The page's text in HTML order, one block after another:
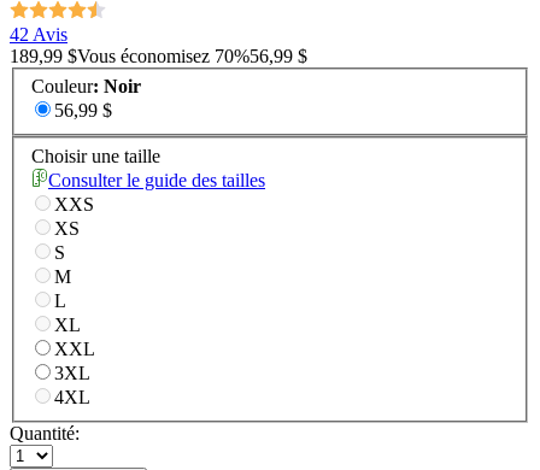
42 Avis
189,99 $Vous économisez 70%56,99 $
Couleur: Noir
56,99 $
Choisir une taille
Consulter le guide des tailles
XXS
XS
S
M
L
XL
XXL
3XL
4XL
Quantité: